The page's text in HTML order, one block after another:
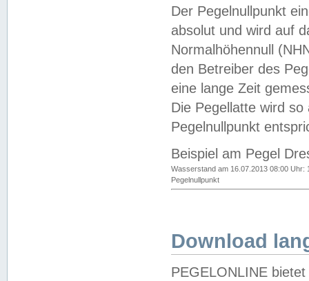
Der Pegelnullpunkt
absolut und wird auf
Normalhöhennull
den Betreiber des
eine lange Zeit
Die Pegellatte wird
Pegelnullpunkt
Beispiel am Pegel
Wasserstand am 16.07.2013 08:00 Uhr:
Pegelnullpunkt
Download
PEGELONLINE